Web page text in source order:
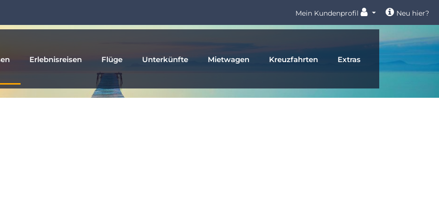
Neu hier?
Mein Kundenprofil
Erlebnisreisen Flüge Unterkünfte Mietwagen Kreuzfahrten Extras